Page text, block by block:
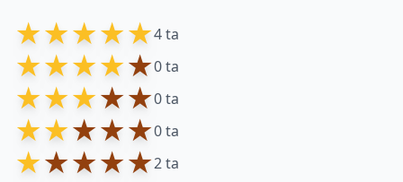
★★★★★4 ta
★★★★★0 ta
★★★★★0 ta
★★★★★0 ta
★★★★★2 ta